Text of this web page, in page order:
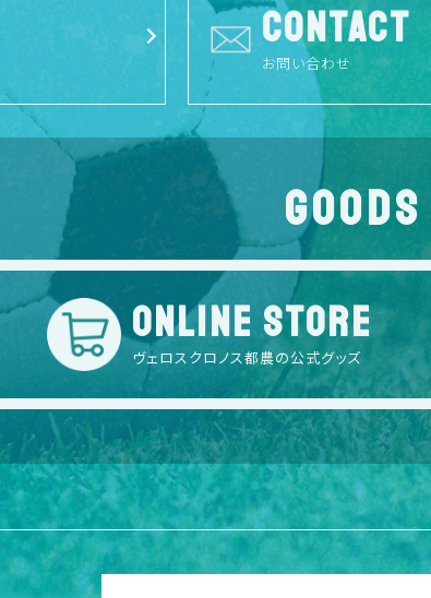
CONTACT
お問い合わせ
ONLINE STORE
ヴェロスクロノス都農の公式グッズ